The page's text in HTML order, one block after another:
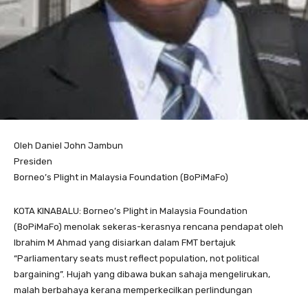
Oleh Daniel John Jambun
Presiden
Borneo’s Plight in Malaysia Foundation (BoPiMaFo)
KOTA KINABALU: Borneo’s Plight in Malaysia Foundation
(BoPiMaFo) menolak sekeras-kerasnya rencana pendapat oleh
Ibrahim M Ahmad yang disiarkan dalam FMT bertajuk
“Parliamentary seats must reflect population, not political
bargaining”. Hujah yang dibawa bukan sahaja mengelirukan,
malah berbahaya kerana memperkecilkan perlindungan